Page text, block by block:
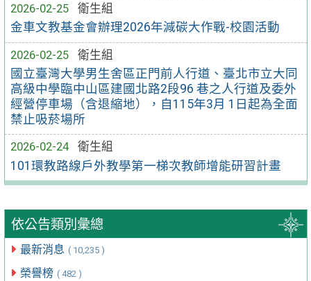
2026-02-25
衛生組
金車文教基金會辦理2026年減碳大作戰-校園活動
2026-02-25
衛生組
國立臺灣大學男生舍區正門前人行道、臺北市立大同
高級中學臨中山區建國北路2段96 巷之人行道及委外
經營停車場（含退縮地），自115年3月 1日起為全面
禁止吸菸場所
2026-02-24
衛生組
101環教路線戶外教學第一梯次教師增能研習計畫
依公告類別彙總
最新消息 ( 10,235 )
榮譽榜 ( 482 )